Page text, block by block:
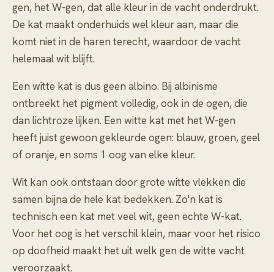
gen, het W-gen, dat alle kleur in de vacht onderdrukt.
De kat maakt onderhuids wel kleur aan, maar die
komt niet in de haren terecht, waardoor de vacht
helemaal wit blijft.
Een witte kat is dus geen albino. Bij albinisme
ontbreekt het pigment volledig, ook in de ogen, die
dan lichtroze lijken. Een witte kat met het W-gen
heeft juist gewoon gekleurde ogen: blauw, groen, geel
of oranje, en soms 1 oog van elke kleur.
Wit kan ook ontstaan door grote witte vlekken die
samen bijna de hele kat bedekken. Zo'n kat is
technisch een kat met veel wit, geen echte W-kat.
Voor het oog is het verschil klein, maar voor het risico
op doofheid maakt het uit welk gen de witte vacht
veroorzaakt.